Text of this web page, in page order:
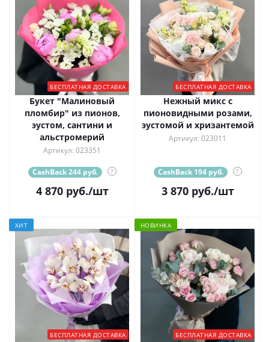
БЕСПЛАТНАЯ ДОСТАВКА
Букет "Малиновый
пломбир" из пионов,
эустом, сантини и
альстромерий
Артикул: 023351
CashBack 244 руб. ?
4 870руб./шт
БЕСПЛАТНАЯ ДОСТАВКА
Нежный микс с
пионовидными розами,
эустомой и хризантемой
Артикул: 023011
CashBack 194 руб. ?
3 870руб./шт
ХИТ
БЕСПЛАТНАЯ ДОСТАВКА
НОВИНКА
БЕСПЛАТНАЯ ДОСТАВКА